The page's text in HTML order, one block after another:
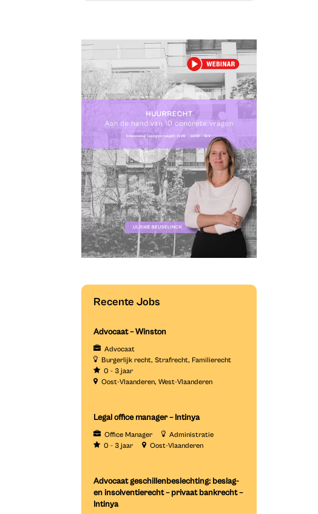
Recente Jobs
Advocaat – Winston
Advocaat
Burgerlijk recht Strafrecht Familierecht
0 - 3 jaar
Oost-Vlaanderen West-Vlaanderen
Legal office manager – Intinya
Office Manager
Administratie
0 - 3 jaar
Oost-Vlaanderen
Advocaat geschillenbeslechting: beslag-
en insolventierecht – privaat bankrecht –
Intinya